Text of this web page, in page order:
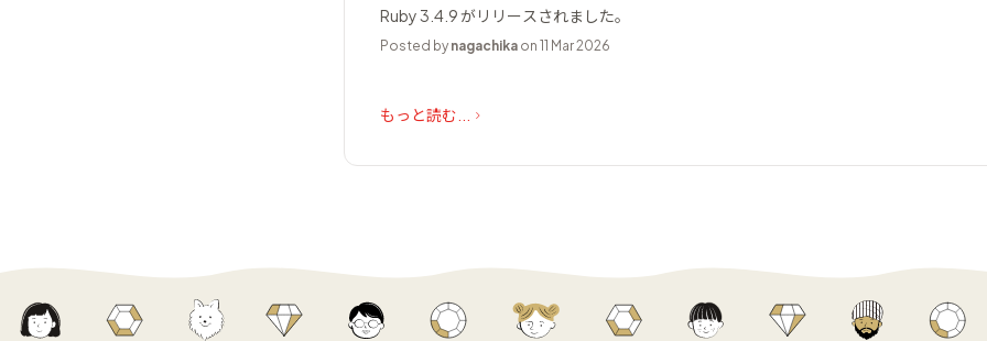
Ruby 3.4.9 がリリースされました。
Posted by nagachika on 11 Mar 2026
もっと読む...